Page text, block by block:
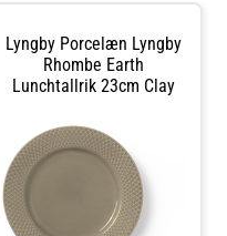
Lyngby Porcelæn Lyngby
Rhombe Earth
Lunchtallrik 23cm Clay